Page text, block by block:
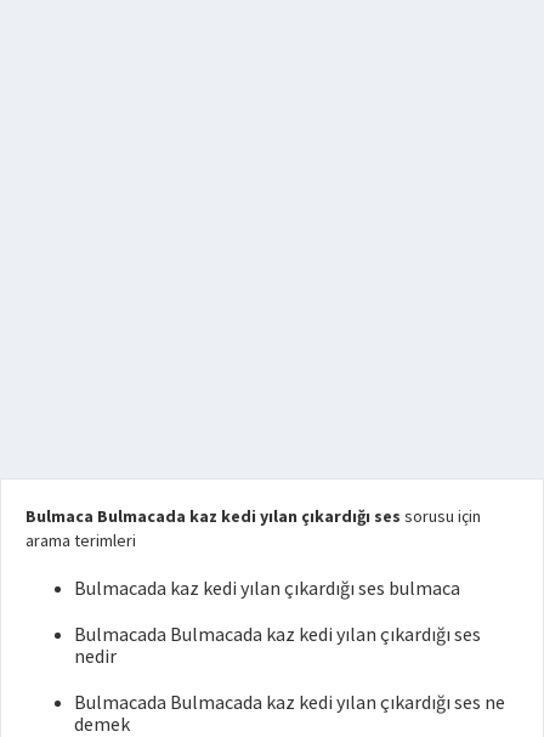
Bulmaca Bulmacada kaz kedi yılan çıkardığı ses sorusu için
arama terimleri
Bulmacada kaz kedi yılan çıkardığı ses bulmaca
Bulmacada Bulmacada kaz kedi yılan çıkardığı ses
nedir
Bulmacada Bulmacada kaz kedi yılan çıkardığı ses ne
demek